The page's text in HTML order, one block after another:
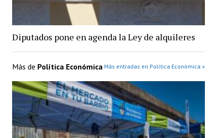
Diputados pone en agenda la Ley de alquileres
Más de Política Económica Más entradas en Política Económica »